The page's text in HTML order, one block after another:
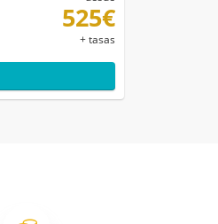
525€
+ tasas